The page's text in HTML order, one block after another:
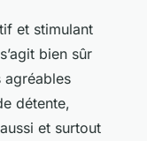
et stimulant
bien sûr
agréables
détente,
et surtout